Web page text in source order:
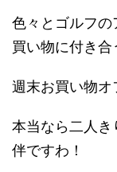
色々とゴルフ
買い物に付き合
週末お買い物オ
本当なら二人き
伴ですわ！